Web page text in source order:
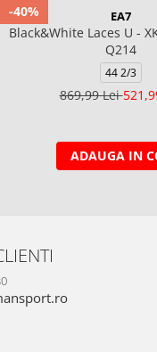
-40% EA7
Black&White Laces U -
Q214
44 2/3
869,99 Lei
ADAUGA IN